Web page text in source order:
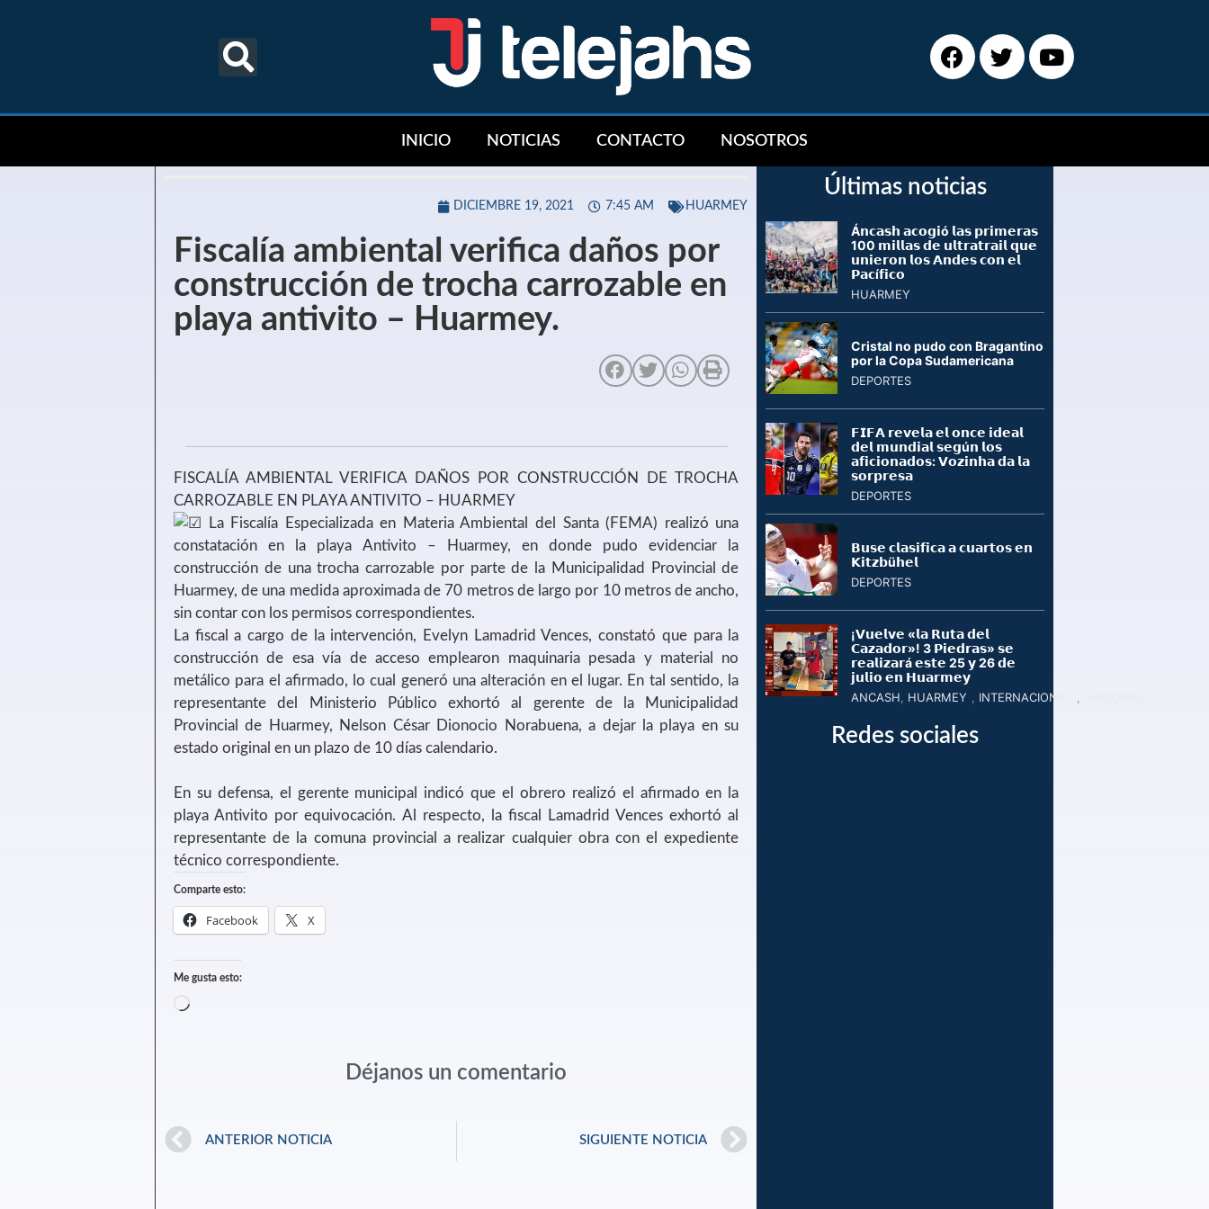
INICIO NOTICIAS CONTACTO NOSOTROS
DICIEMBRE 19, 2021 7:45 AM HUARMEY
Fiscalía ambiental verifica daños por
construcción de trocha carrozable en
playa antivito – Huarmey.
FISCALÍA AMBIENTAL VERIFICA DAÑOS POR CONSTRUCCIÓN DE TROCHA
CARROZABLE EN PLAYA ANTIVITO – HUARMEY
La Fiscalía Especializada en Materia Ambiental del Santa (FEMA) realizó una
constatación en la playa Antivito – Huarmey, en donde pudo evidenciar la
construcción de una trocha carrozable por parte de la Municipalidad Provincial de
Huarmey, de una medida aproximada de 70 metros de largo por 10 metros de ancho,
sin contar con los permisos correspondientes.
La fiscal a cargo de la intervención, Evelyn Lamadrid Vences, constató que para la
construcción de esa vía de acceso emplearon maquinaria pesada y material no
metálico para el afirmado, lo cual generó una alteración en el lugar. En tal sentido, la
representante del Ministerio Público exhortó al gerente de la Municipalidad
Provincial de Huarmey, Nelson César Dionocio Norabuena, a dejar la playa en su
estado original en un plazo de 10 días calendario.
En su defensa, el gerente municipal indicó que el obrero realizó el afirmado en la
playa Antivito por equivocación. Al respecto, la fiscal Lamadrid Vences exhortó al
representante de la comuna provincial a realizar cualquier obra con el expediente
técnico correspondiente.
Comparte esto:
Facebook X
Me gusta esto:
Déjanos un comentario
ANTERIOR NOTICIA SIGUIENTE NOTICIA
Últimas noticias
Á𝗻𝗰𝗮𝘀𝗵 𝗮𝗰𝗼𝗴𝗶ó 𝗹𝗮𝘀 𝗽𝗿𝗶𝗺𝗲𝗿𝗮𝘀
100 𝗺𝗶𝗹𝗹𝗮𝘀 𝗱𝗲 𝘂𝗹𝘁𝗿𝗮𝘁𝗿𝗮𝗶𝗹 𝗾𝘂𝗲
𝘂𝗻𝗶𝗲𝗿𝗼𝗻 𝗹𝗼𝘀 𝗔𝗻𝗱𝗲𝘀 𝗰𝗼𝗻 𝗲𝗹
𝗣𝗮𝗰í𝗳𝗶𝗰𝗼
HUARMEY
Cristal no pudo con Bragantino
por la Copa Sudamericana
DEPORTES
𝗙𝗜𝗙𝗔 𝗿𝗲𝘃𝗲𝗹𝗮 𝗲𝗹 𝗼𝗻𝗰𝗲 𝗶𝗱𝗲𝗮𝗹
𝗱𝗲𝗹 𝗺𝘂𝗻𝗱𝗶𝗮𝗹 𝘀𝗲𝗴ú𝗻 𝗹𝗼𝘀
𝗮𝗳𝗶𝗰𝗶𝗼𝗻𝗮𝗱𝗼𝘀: 𝗩𝗼𝘇𝗶𝗻𝗵𝗮 𝗱𝗮 𝗹𝗮
𝘀𝗼𝗿𝗽𝗿𝗲𝘀𝗮
DEPORTES
𝗕𝘂𝘀𝗲 𝗰𝗹𝗮𝘀𝗶𝗳𝗶𝗰𝗮 𝗮 𝗰𝘂𝗮𝗿𝘁𝗼𝘀 𝗲𝗻
𝗞𝗶𝘁𝘇𝗯ü𝗵𝗲𝗹
DEPORTES
¡𝗩𝘂𝗲𝗹𝘃𝗲 «𝗹𝗮 𝗥𝘂𝘁𝗮 𝗱𝗲𝗹
𝗖𝗮𝘇𝗮𝗱𝗼𝗿»! 3 𝗣𝗶𝗲𝗱𝗿𝗮𝘀» 𝘀𝗲
𝗿𝗲𝗮𝗹𝗶𝘇𝗮𝗿á 𝗲𝘀𝘁𝗲 25 𝘆 26 𝗱𝗲
𝗷𝘂𝗹𝗶𝗼 𝗲𝗻 𝗛𝘂𝗮𝗿𝗺𝗲𝘆
ANCASH, HUARMEY , INTERNACIONAL ,
Redes sociales